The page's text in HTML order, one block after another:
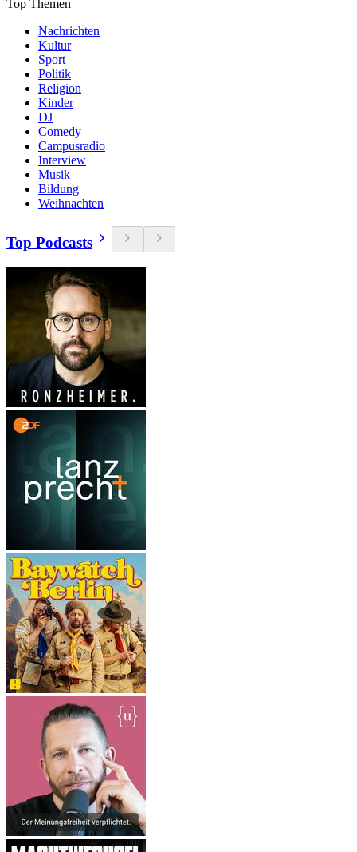
Top Themen
Nachrichten
Kultur
Sport
Politik
Religion
Kinder
DJ
Comedy
Campusradio
Interview
Musik
Bildung
Weihnachten
Top Podcasts